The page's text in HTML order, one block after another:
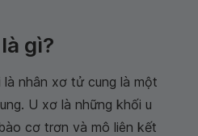
gì?
nhân xơ tử cung là một
U xơ là những khối u
cơ trơn và mô liên kết